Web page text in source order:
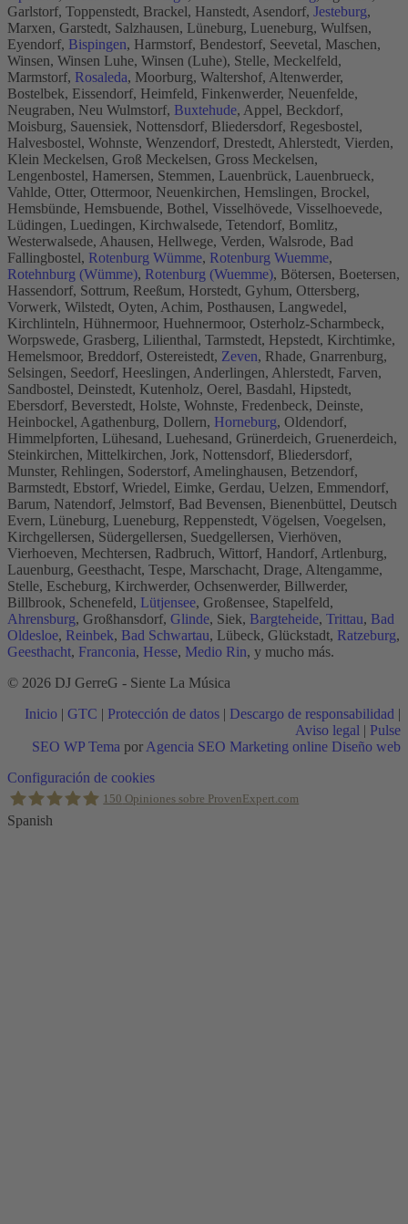
Garlstorf, Toppenstedt, Brackel, Hanstedt, Asendorf, Jesteburg,
Marxen, Garstedt, Salzhausen, Lüneburg, Lueneburg, Wulfsen,
Eyendorf, Bispingen, Harmstorf, Bendestorf, Seevetal, Maschen,
Winsen, Winsen Luhe, Winsen (Luhe), Stelle, Meckelfeld,
Marmstorf, Rosaleda, Moorburg, Waltershof, Altenwerder,
Bostelbek, Eissendorf, Heimfeld, Finkenwerder, Neuenfelde,
Neugraben, Neu Wulmstorf, Buxtehude, Appel, Beckdorf,
Moisburg, Sauensiek, Nottensdorf, Bliedersdorf, Regesbostel,
Halvesbostel, Wohnste, Wenzendorf, Drestedt, Ahlerstedt, Vierden,
Klein Meckelsen, Groß Meckelsen, Gross Meckelsen,
Lengenbostel, Hamersen, Stemmen, Lauenbrück, Lauenbrueck,
Vahlde, Otter, Ottermoor, Neuenkirchen, Hemslingen, Brockel,
Hemsbünde, Hemsbuende, Bothel, Visselhövede, Visselhoevede,
Lüdingen, Luedingen, Kirchwalsede, Tetendorf, Bomlitz,
Westerwalsede, Ahausen, Hellwege, Verden, Walsrode, Bad
Fallingbostel, Rotenburg Wümme, Rotenburg Wuemme,
Rotehnburg (Wümme), Rotenburg (Wuemme), Bötersen, Boetersen,
Hassendorf, Sottrum, Reeßum, Horstedt, Gyhum, Ottersberg,
Vorwerk, Wilstedt, Oyten, Achim, Posthausen, Langwedel,
Kirchlinteln, Hühnermoor, Huehnermoor, Osterholz-Scharmbeck,
Worpswede, Grasberg, Lilienthal, Tarmstedt, Hepstedt, Kirchtimke,
Hemelsmoor, Breddorf, Ostereistedt, Zeven, Rhade, Gnarrenburg,
Selsingen, Seedorf, Heeslingen, Anderlingen, Ahlerstedt, Farven,
Sandbostel, Deinstedt, Kutenholz, Oerel, Basdahl, Hipstedt,
Ebersdorf, Beverstedt, Holste, Wohnste, Fredenbeck, Deinste,
Heinbockel, Agathenburg, Dollern, Horneburg, Oldendorf,
Himmelpforten, Lühesand, Luehesand, Grünerdeich, Gruenerdeich,
Steinkirchen, Mittelkirchen, Jork, Nottensdorf, Bliedersdorf,
Munster, Rehlingen, Soderstorf, Amelinghausen, Betzendorf,
Barmstedt, Ebstorf, Wriedel, Eimke, Gerdau, Uelzen, Emmendorf,
Barum, Natendorf, Jelmstorf, Bad Bevensen, Bienenbüttel, Deutsch
Evern, Lüneburg, Lueneburg, Reppenstedt, Vögelsen, Voegelsen,
Kirchgellersen, Südergellersen, Suedgellersen, Vierhöven,
Vierhoeven, Mechtersen, Radbruch, Wittorf, Handorf, Artlenburg,
Lauenburg, Geesthacht, Tespe, Marschacht, Drage, Altengamme,
Stelle, Escheburg, Kirchwerder, Ochsenwerder, Billwerder,
Billbrook, Schenefeld, Lütjensee, Großensee, Stapelfeld,
Ahrensburg, Großhansdorf, Glinde, Siek, Bargteheide, Trittau, Bad
Oldesloe, Reinbek, Bad Schwartau, Lübeck, Glückstadt, Ratzeburg,
Geesthacht, Franconia, Hesse, Medio Rin, y mucho más.
© 2026 DJ GerreG - Siente La Música
Inicio | GTC | Protección de datos | Descargo de responsabilidad |
Aviso legal | Pulse
SEO WP Tema por Agencia SEO Marketing online Diseño web
Scroll
al
inicio
Configuración de cookies
150 Opiniones sobre ProvenExpert.com
Spanish